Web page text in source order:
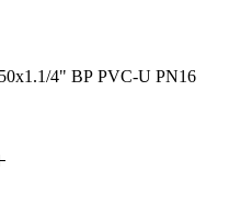
4" ВР PVC-U PN16